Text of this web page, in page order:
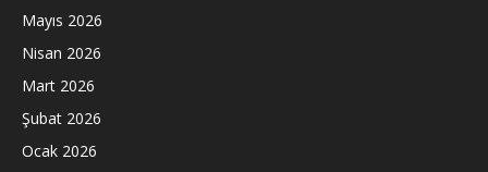
Mayıs 2026
Nisan 2026
Mart 2026
Şubat 2026
Ocak 2026